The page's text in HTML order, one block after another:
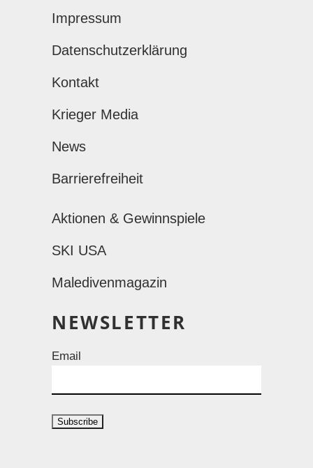
Impressum
Datenschutzerklärung
Kontakt
Krieger Media
News
Barrierefreiheit
Aktionen & Gewinnspiele
SKI USA
Maledivenmagazin
NEWSLETTER
Email